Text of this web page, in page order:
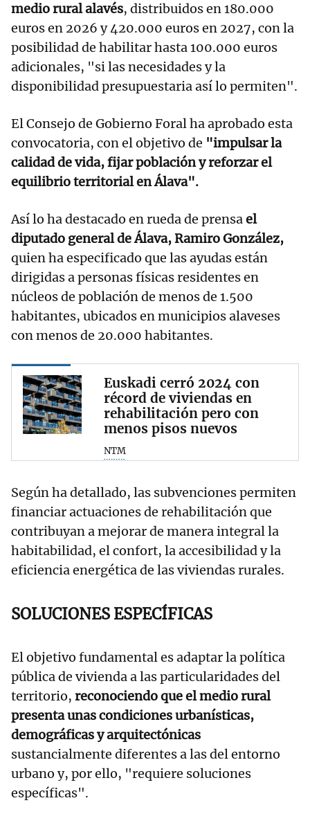
medio rural alavés, distribuidos en 180.000
euros en 2026 y 420.000 euros en 2027, con la
posibilidad de habilitar hasta 100.000 euros
adicionales, "si las necesidades y la
disponibilidad presupuestaria así lo permiten".
El Consejo de Gobierno Foral ha aprobado esta
convocatoria, con el objetivo de "impulsar la
calidad de vida, fijar población y reforzar el
equilibrio territorial en Álava".
Así lo ha destacado en rueda de prensael
diputado general de Álava, Ramiro González,
quien ha especificado que las ayudas están
dirigidas a personas físicas residentes en
núcleos de población de menos de 1.500
habitantes, ubicados en municipios alaveses
con menos de 20.000 habitantes.
Euskadi cerró 2024 con
récord de viviendas en
rehabilitación pero con
menos pisos nuevos
NTM
Según ha detallado, las subvenciones permiten
financiar actuaciones de rehabilitación que
contribuyan a mejorar de manera integral la
habitabilidad, el confort, la accesibilidad y la
eficiencia energética de las viviendas rurales.
SOLUCIONES ESPECÍFICAS
El objetivo fundamental es adaptar la política
pública de vivienda a las particularidades del
territorio, reconociendo que el medio rural
presenta unas condiciones urbanísticas,
demográficas y arquitectónicas
sustancialmente diferentes a las del entorno
urbano y, por ello, "requiere soluciones
específicas".